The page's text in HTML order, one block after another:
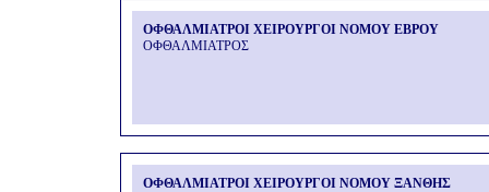
ΟΦΘΑΛΜΙΑΤΡΟΙ ΧΕΙΡΟΥΡΓΟΙ ΝΟΜΟΥ ΕΒΡΟΥ
ΟΦΘΑΛΜΙΑΤΡΟΣ
ΟΦΘΑΛΜΙΑΤΡΟΙ ΧΕΙΡΟΥΡΓΟΙ ΝΟΜΟΥ ΞΑΝΘΗΣ